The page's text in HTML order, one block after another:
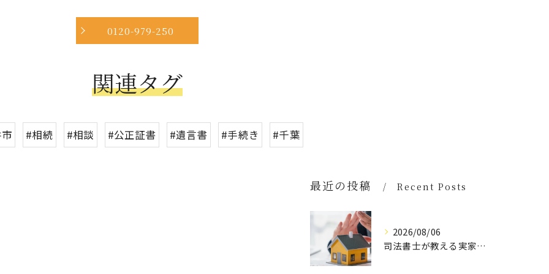
0120-979-250
関連タグ
#相続 #相談 #公正証書 #遺言書 #手続き #千葉
最近の投稿 Recent Posts
2026/08/06
司法書士が教える実家空き家の具体策